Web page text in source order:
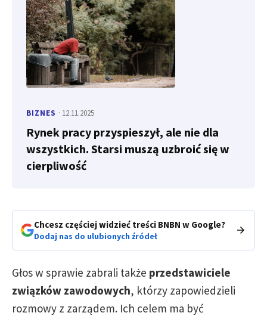
BIZNES · 12.11.2025
Rynek pracy przyspieszył, ale nie dla
wszystkich. Starsi muszą uzbroić się w
cierpliwość
Chcesz częściej widzieć treści BNBN w Google?
Dodaj nas do ulubionych źródeł
Głos w sprawie zabrali także przedstawiciele
związków zawodowych, którzy zapowiedzieli
rozmowy z zarządem. Ich celem ma być